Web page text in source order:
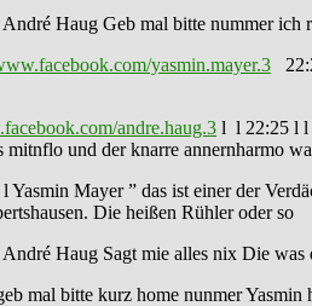
Haug Geb mal bitte nummer ich
yasmin.mayer.3
andre.haug.3 l l 22:25 l l
und der knarre annernharmo
Yasmin Mayer ” das ist einer der
Die heißen Rühler oder so
Haug Sagt mie alles nix Die was
mal bitte kurz home nunmer Yasmin